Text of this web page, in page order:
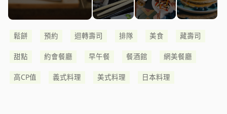
鬆餅 預約 迴轉壽司 排隊 美食 藏壽司
甜點 約會餐廳 早午餐 餐酒館 網美餐廳
高CP值 義式料理 美式料理 日本料理